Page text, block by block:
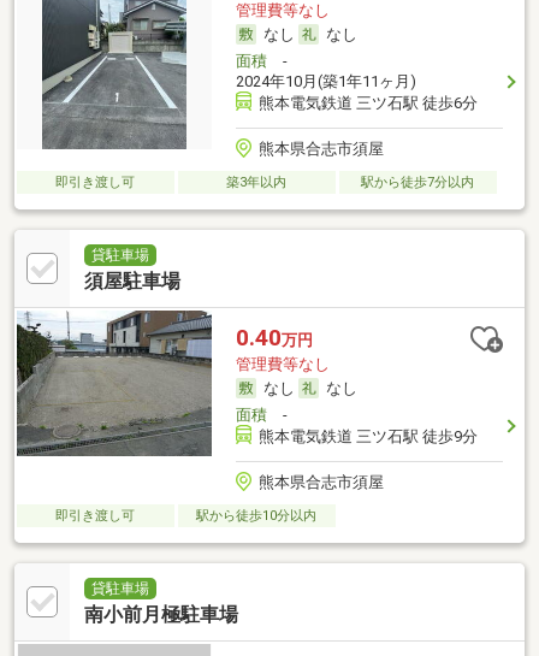
管理費等なし
なし
なし
面積-
2024年10月(築1年11ヶ月)
熊本電気鉄道 三ツ石駅 徒歩6分
熊本県合志市須屋
即引き渡し可 築3年以内 駅から徒歩7分以内
貸駐車場
須屋駐車場
0.40万円
管理費等なし
なし
なし
面積-
熊本電気鉄道 三ツ石駅 徒歩9分
熊本県合志市須屋
即引き渡し可 駅から徒歩10分以内
貸駐車場
南小前月極駐車場